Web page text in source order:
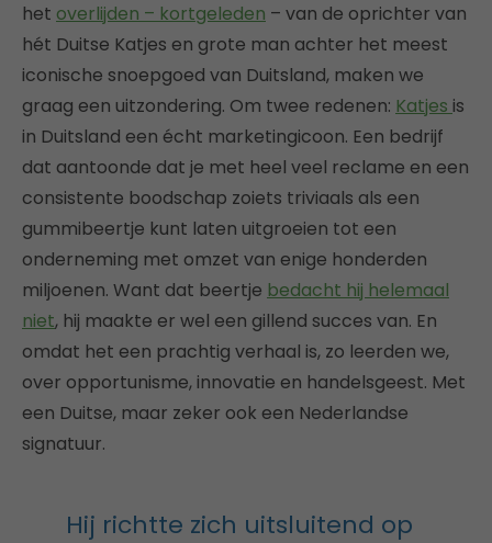
het overlijden – kortgeleden – van de oprichter van
hét Duitse Katjes en grote man achter het meest
iconische snoepgoed van Duitsland, maken we
graag een uitzondering. Om twee redenen: Katjes is
in Duitsland een écht marketingicoon. Een bedrijf
dat aantoonde dat je met heel veel reclame en een
consistente boodschap zoiets triviaals als een
gummibeertje kunt laten uitgroeien tot een
onderneming met omzet van enige honderden
miljoenen. Want dat beertje bedacht hij helemaal
niet, hij maakte er wel een gillend succes van. En
omdat het een prachtig verhaal is, zo leerden we,
over opportunisme, innovatie en handelsgeest. Met
een Duitse, maar zeker ook een Nederlandse
signatuur.
Hij richtte zich uitsluitend op